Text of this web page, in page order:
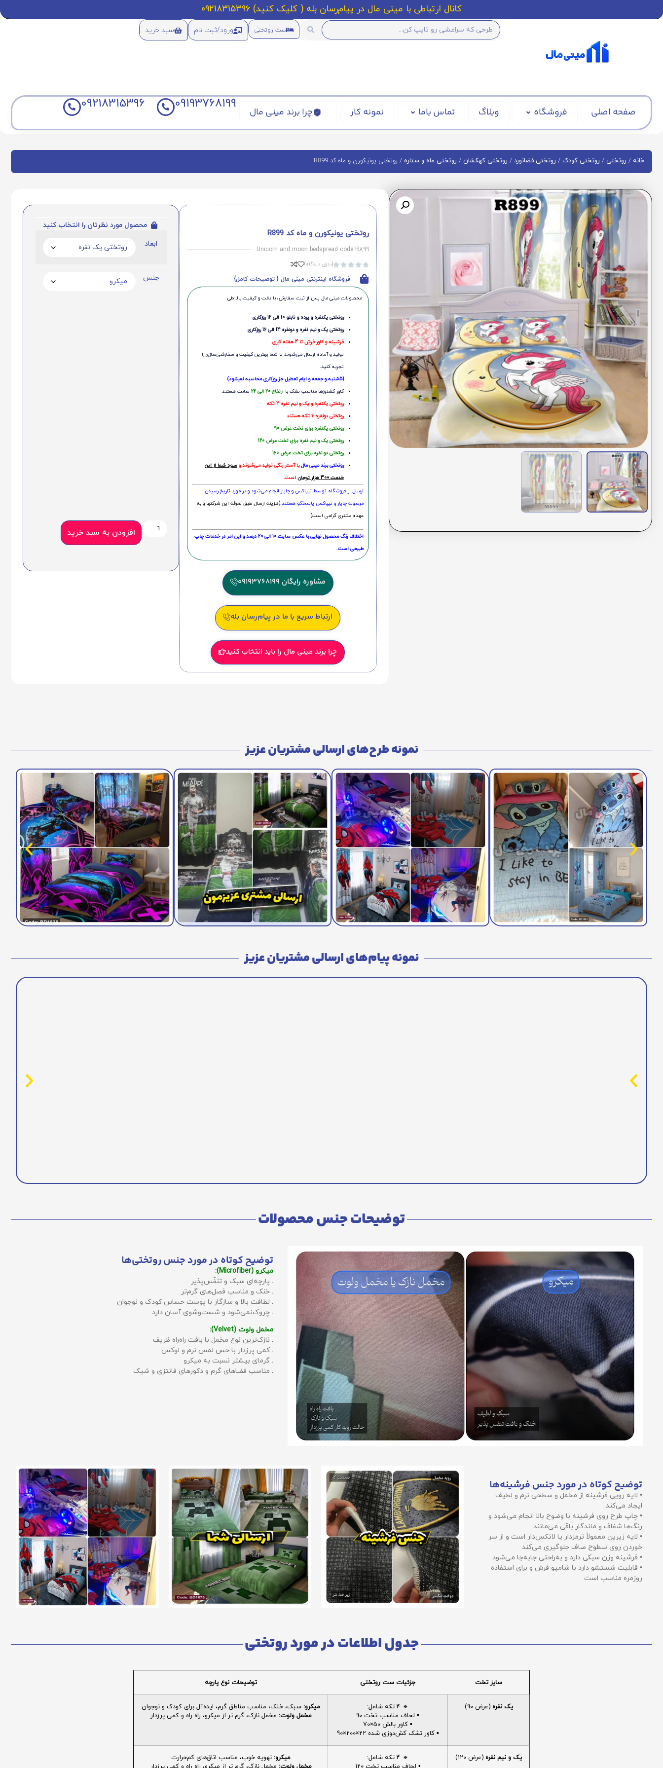
کانال ارتباطی با مینی مال در پیام‌رسان بله ( کلیک کنید) 09218315396
ست روتختی ورود/ثبت نام سبد خرید
صفحه اصلی فروشگاه وبلاگ تماس باما نمونه کار چرا برند مینی مال
09193768199
09218315396
خانه / روتختی / روتختی کودک / روتختی فضانورد / روتختی کهکشان / روتختی ماه و ستاره / روتختی یونیکورن و ماه کد R899
روتختی یونیکورن و ماه کد R899
Unicorn and moon bedspread code R899




(بدون دیدگاه)
فروشگاه اینترنتی مینی مال { توضیحات کامل}
محصولات مینی‌ مال پس از ثبت سفارش، با دقت و کیفیت بالا طی:
روتختی یکنفره و پرده و تابلو 10 الی 12 روزکاری
روتختی یک و نیم نفره و دونفره 14 الی 16 روزکاری
فرشینه و کاور فرش تا 4 هفته کاری
تولید و آماده ارسال می‌شوند تا شما بهترین کیفیت و سفارشی‌سازی را
تجربه کنید.
(5شنبه و جمعه و ایام تعطیل جز روزکاری محاسبه نمیشود)
کاور کشدوزها مناسب تشک با ارتفاع 20 الی 22
سانت هستند
روتختی یکنفره و یک و نیم نفره 4 تکه
روتختی دونفره 6 تکه هستند
روتختی یکنفره برای تخت عرض 90
روتختی یک و نیم نفره برای تخت عرض 120
روتختی دو نفره برای تخت عرض 160
روتختی‌ برند مینی مالبا آستر رنگی تولید می‌شوند وسود شما از این
خدمت 300 هزار تومان
است.
ارسال از فروشگاه توسط تیپاکس و چاپار انجام می‌شود و در مورد تاریخ رسیدن
مرسوله چاپار و تیپاکس پاسخگو هستند.(هزینه ارسال طبق تعرفه این شرکتها و به
عهده مشتری گرامی است)
اختلاف رنگ محصول نهایی با عکس سایت 10 الی 20 درصد و این امر در خدمات چاپ
طبیعی است.
مشاوره رایگان 09193768199
ارتباط سریع با ما در پیام‌رسان بله
چرا برند مینی مال را باید انتخاب کنید
محصول مورد نظرتان را انتخاب کنید
ابعاد
جنس
افزودن به سبد خرید
نمونه طرح‌های ارسالی مشتریان عزیز
نمونه پیام‌های ارسالی مشتریان عزیز
توضیحات جنس محصولات
توضیح کوتاه در مورد جنس روتختی‌ها
میکرو (Microfiber):
ـ پارچه‌ای سبک و تنفّس‌پذیر
ـ خنک و مناسب فصل‌های گرم‌تر
ـ لطافت بالا و سازگار با پوست حساس کودک و نوجوان
ـ چروک‌نمی‌شود و شست‌وشوی آسان دارد
مخمل ولوت (Velvet):
ـ نازک‌ترین نوع مخمل با بافت راه‌راه ظریف
ـ کمی پرزدار با حس لمس نرم و لوکس
ـ گرمای بیشتر نسبت به میکرو
ـ مناسب فضاهای گرم و دکورهای فانتزی و شیک
توضیح کوتاه در مورد جنس فرشینه‌ها
• لایه رویی فرشینه از مخمل و سطحی نرم و لطیف
ایجاد می‌کند
• چاپ طرح روی فرشینه با وضوح بالا انجام می‌شود و
رنگ‌ها شفاف و ماندگار باقی می‌مانند
• لایه زیرین معمولاً ترمزدار یا لاتکس‌دار است و از سر
خوردن روی سطوح صاف جلوگیری می‌کند
• فرشینه وزن سبکی دارد و به‌راحتی جابه‌جا می‌شود
• قابلیت شستشو دارد با شامپو فرش و برای استفاده
روزمره مناسب است
جدول اطلاعات در مورد روتختی
سایز تخت جزئیات ست روتختی توضیحات نوع پارچه
یک نفره (عرض 90)
🔹 4 تکه شامل:
▪️ لحاف مناسب تخت 90
▪️ کاور بالش 50×70
▪️ کاور تشک کش‌دوزی شده 22×200×90
میکرو: سبک، خنک، مناسب مناطق گرم، ایده‌آل برای کودک و نوجوان
مخمل ولوت: مخمل نازک، گرم تر از میکرو، راه راه و کمی پرزدار
یک و نیم نفره (عرض 120)
🔹 4 تکه شامل:
میکرو: تهویه خوب، مناسب اتاق‌های کم‌حرارت